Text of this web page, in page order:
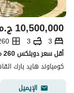
10,500,000
3
3
260 متر
أقل سعر دوبلكس 260 متر-3 غرف نوم-موقع مميز-هايد بارك
الإيميل